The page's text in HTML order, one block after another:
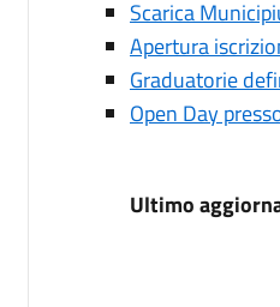
Scarica
Apertura
Graduatorie
Open Day
Ultimo